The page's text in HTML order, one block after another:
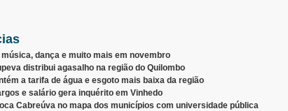
dança e muito mais em novembro
distribui agasalho na região do Quilombo
a tarifa de água e esgoto mais baixa da região
e salário gera inquérito em Vinhedo
Cabreúva no mapa dos municípios com universidade pública